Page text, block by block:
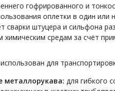
гофрированного и
оплетки в один или
штуцера и сильфона
средам за счёт
для
металлорукава: для гибкого